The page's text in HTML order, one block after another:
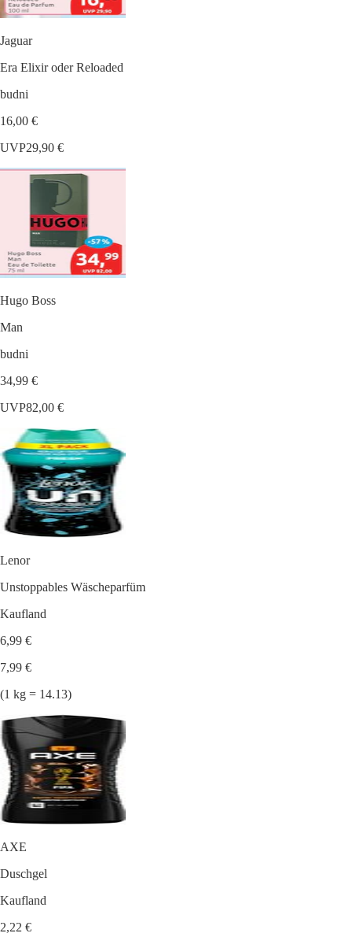
Jaguar
Era Elixir oder Reloaded
budni
16,00 €
UVP29,90 €
Hugo Boss
Man
budni
34,99 €
UVP82,00 €
Lenor
Unstoppables Wäscheparfüm
Kaufland
6,99 €
7,99 €
(1 kg = 14.13)
AXE
Duschgel
Kaufland
2,22 €